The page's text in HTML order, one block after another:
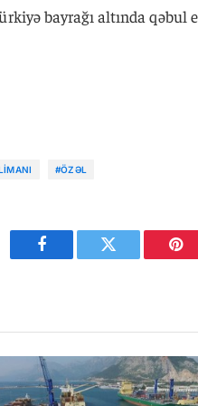
bayrağı altında qəbul
#ÖZƏL
Facebook Twitter